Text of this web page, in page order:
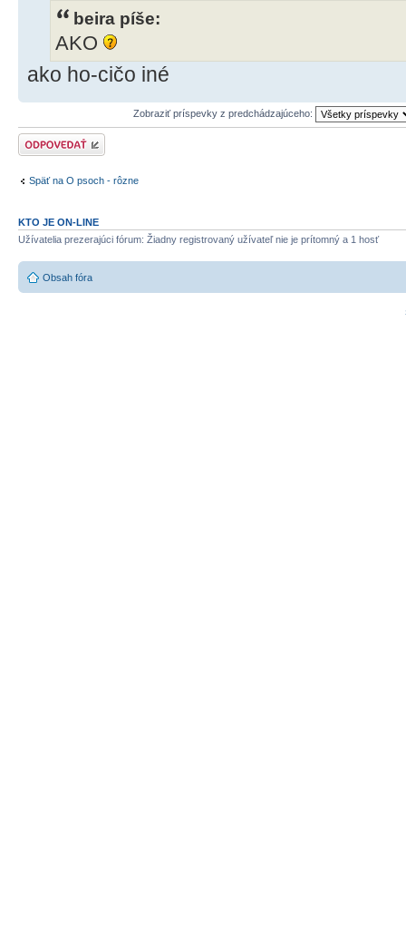
beira píše:
AKO
ako ho-cičo iné
Zobraziť príspevky z predchádzajúceho:
Odoslať odpoveď
Späť na O psoch - rôzne
KTO JE ON-LINE
Užívatelia prezerajúci fórum: Žiadny registrovaný užívateľ nie je prítomný a 1 hosť
Obsah fóra